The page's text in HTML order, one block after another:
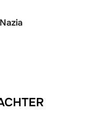
Nazia